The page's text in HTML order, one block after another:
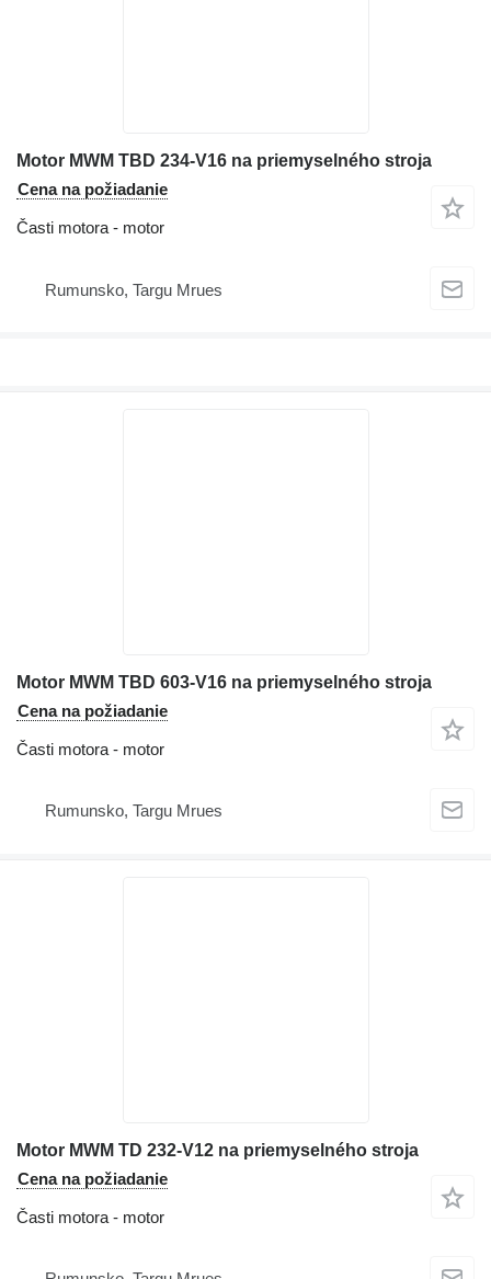
Motor MWM TBD 234-V16 na priemyselného stroja
Cena na požiadanie
Časti motora - motor
Rumunsko, Targu Mrues
Motor MWM TBD 603-V16 na priemyselného stroja
Cena na požiadanie
Časti motora - motor
Rumunsko, Targu Mrues
Motor MWM TD 232-V12 na priemyselného stroja
Cena na požiadanie
Časti motora - motor